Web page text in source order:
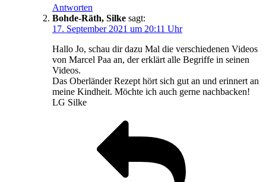
Antworten
Bohde-Räth, Silke sagt:
17. September 2021 um 20:11 Uhr
Hallo Jo, schau dir dazu Mal die verschiedenen Videos
von Marcel Paa an, der erklärt alle Begriffe in seinen
Videos.
Das Oberländer Rezept hört sich gut an und erinnert an
meine Kindheit. Möchte ich auch gerne nachbacken!
LG Silke